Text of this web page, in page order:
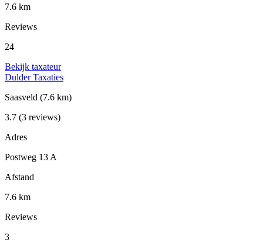
7.6 km
Reviews
24
Bekijk taxateur
Dulder Taxaties
Saasveld (7.6 km)
3.7 (3 reviews)
Adres
Postweg 13 A
Afstand
7.6 km
Reviews
3